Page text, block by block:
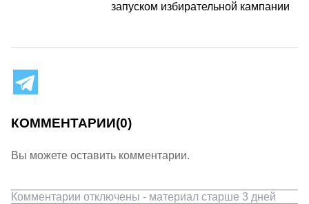
запуском избирательной кампании
КОММЕНТАРИИ(0)
Вы можете оставить комментарии.
Комментарии отключены - материал старше 3 дней